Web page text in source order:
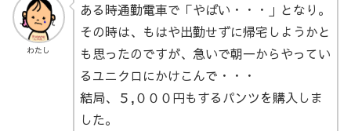
わたし
ある時通勤電車で「やばい・・・」となり。
その時は、もはや出勤せずに帰宅しようかと
も思ったのですが、急いで朝一からやってい
るユニクロにかけこんで・・・
結局、５,０００円もするパンツを購入しま
した。